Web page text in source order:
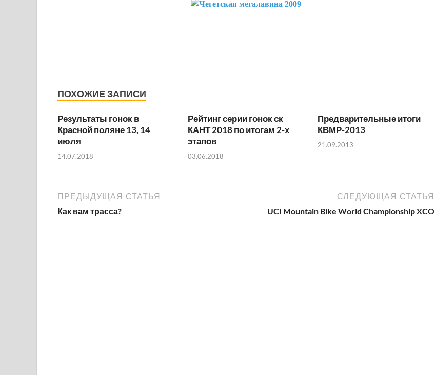
ПОХОЖИЕ ЗАПИСИ
Результаты гонок в
Красной поляне 13, 14
июля
14.07.2018
Рейтинг серии гонок ск
КАНТ 2018 по итогам 2-х
этапов
03.06.2018
Предварительные итоги
КВМР-2013
21.09.2013
ПРЕДЫДУЩАЯ СТАТЬЯ
Как вам трасса?
СЛЕДУЮЩАЯ СТАТЬЯ
UCI Mountain Bike World Championship XCO